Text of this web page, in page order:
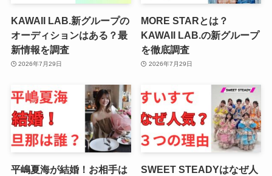
KAWAII LAB.新グループの
オーディションはある？最
新情報を調査
2026年7月29日
MORE STARとは？
KAWAII LAB.の新グループ
を徹底調査
2026年7月29日
平嶋夏海が結婚！お相手は
SWEET STEADYはなぜ人